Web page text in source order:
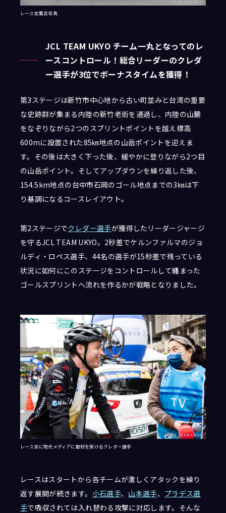
レース前集合写真
JCL TEAM UKYO チーム一丸となってのレ
ースコントロール！総合リーダーのクレダ
ー選手が3位でボーナスタイムを獲得！
第3ステージは新竹市中心地から古い町並みと台湾の重要
な史跡群が集まる内陸の新竹老街を通過し、内陸の山麓
をなぞりながら2つのスプリントポイントを越え標高
600mに設置された85㎞地点の山岳ポイントを迎えま
す。その後は大きく下った後、緩やかに登りながら2つ目
の山岳ポイント。 そしてアップダウンを繰り返した後、
154.5km地点の台中市石岡のゴール地点までの3㎞は下
り基調になるコースレイアウト。
第2ステージでクレダー選手が獲得したリーダージャージ
を守るJCL TEAM UKYO。2秒差でケルンファルマのジョ
ルディ・ロペス選手、44名の選手が15秒差で残っている
状況に如何にこのステージをコントロールして纏まった
ゴールスプリントへ流れを作るかが戦略となりました。
レース前に地元メディアに取材を受けるクレダー選手
レースはスタートから各チームが激しくアタックを繰り
返す展開が続きます。 小石選手、 山本選手、 プラデス選
手で吸収されては入れ替わる攻撃に対応します。そんな